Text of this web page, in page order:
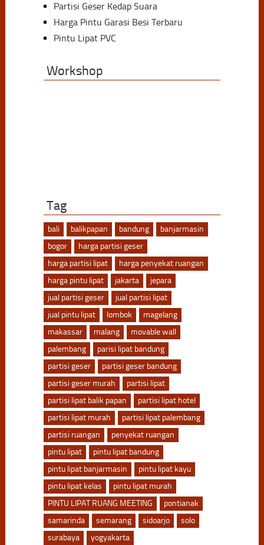
Partisi Geser Kedap Suara
Harga Pintu Garasi Besi Terbaru
Pintu Lipat PVC
Workshop
Tag
bali balikpapan bandung
banjarmasin
bogor
harga partisi geser
harga partisi lipat
harga penyekat ruangan
harga pintu lipat
jakarta
jepara
jual partisi geser
jual partisi lipat
jual pintu lipat
lombok
magelang
makassar
malang
movable wall
palembang
parisi lipat bandung
partisi geser
partisi geser bandung
partisi geser murah
partisi lipat
partisi lipat balik papan
partisi lipat hotel
partisi lipat murah
partisi lipat palembang
partisi ruangan
penyekat ruangan
pintu lipat
pintu lipat bandung
pintu lipat banjarmasin
pintu lipat kayu
pintu lipat kelas
pintu lipat murah
PINTU LIPAT RUANG MEETING
pontianak
samarinda
semarang sidoarjo
solo
surabaya
yogyakarta